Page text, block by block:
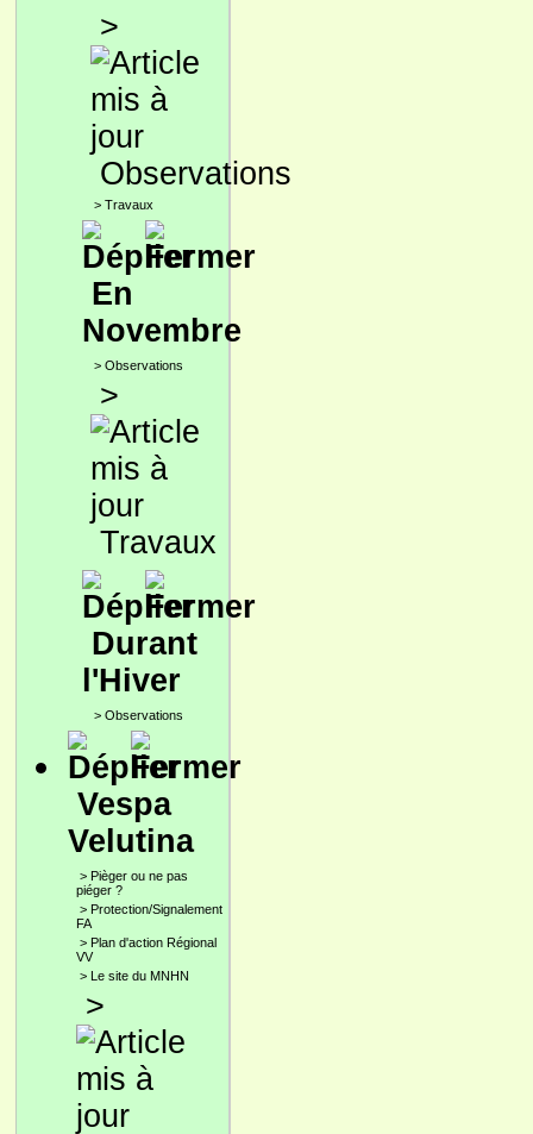
>
Observations
> Travaux
En
Novembre
> Observations
>
Travaux
Durant
l'Hiver
> Observations
Vespa
Velutina
> Pièger ou ne pas
piéger ?
> Protection/Signalement
FA
> Plan d'action Régional
VV
> Le site du MNHN
>